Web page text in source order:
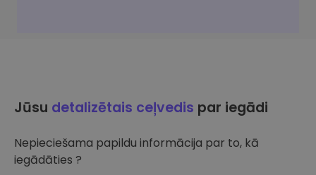
Jūsu detalizētais ceļvedis par iegādi
Nepieciešama papildu informācija par to, kā
iegādāties ?